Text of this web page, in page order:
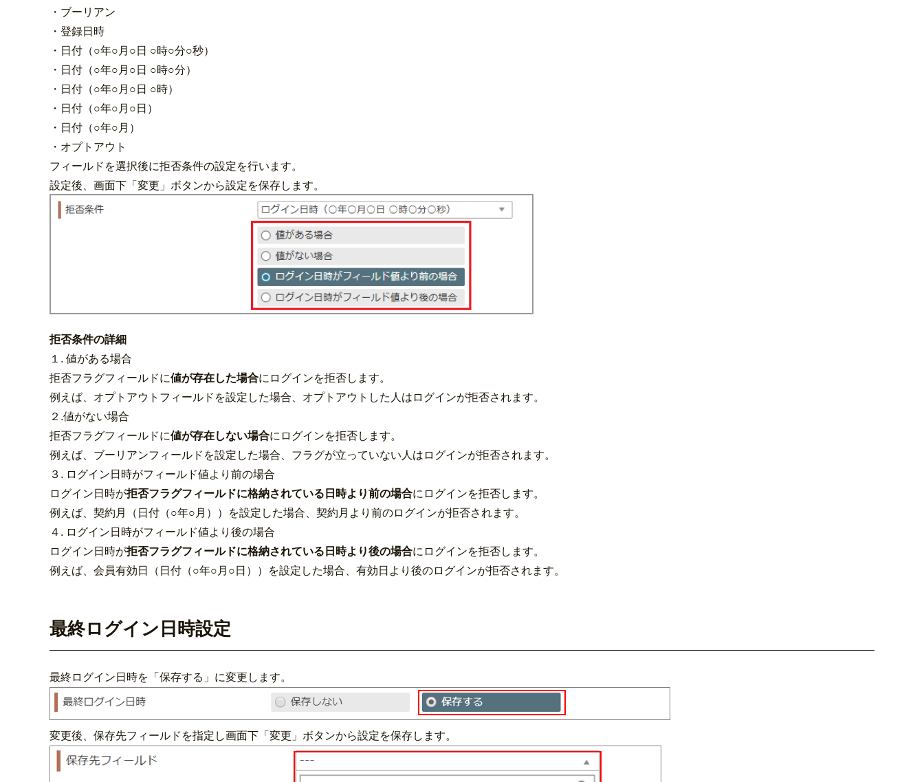
・ブーリアン
・登録日時
・日付（○年○月○日 ○時○分○秒）
・日付（○年○月○日 ○時○分）
・日付（○年○月○日 ○時）
・日付（○年○月○日）
・日付（○年○月）
・オプトアウト
フィールドを選択後に拒否条件の設定を行います。
設定後、画面下「変更」ボタンから設定を保存します。
拒否条件の詳細
１. 値がある場合
拒否フラグフィールドに値が存在した場合にログインを拒否します。
例えば、オプトアウトフィールドを設定した場合、オプトアウトした人はログインが拒否されます。
２.値がない場合
拒否フラグフィールドに値が存在しない場合にログインを拒否します。
例えば、ブーリアンフィールドを設定した場合、フラグが立っていない人はログインが拒否されます。
３. ログイン日時がフィールド値より前の場合
ログイン日時が拒否フラグフィールドに格納されている日時より前の場合にログインを拒否します。
例えば、契約月（日付（○年○月））を設定した場合、契約月より前のログインが拒否されます。
４. ログイン日時がフィールド値より後の場合
ログイン日時が拒否フラグフィールドに格納されている日時より後の場合にログインを拒否します。
例えば、会員有効日（日付（○年○月○日））を設定した場合、有効日より後のログインが拒否されます。
最終ログイン日時設定
最終ログイン日時を「保存する」に変更します。
変更後、保存先フィールドを指定し画面下「変更」ボタンから設定を保存します。